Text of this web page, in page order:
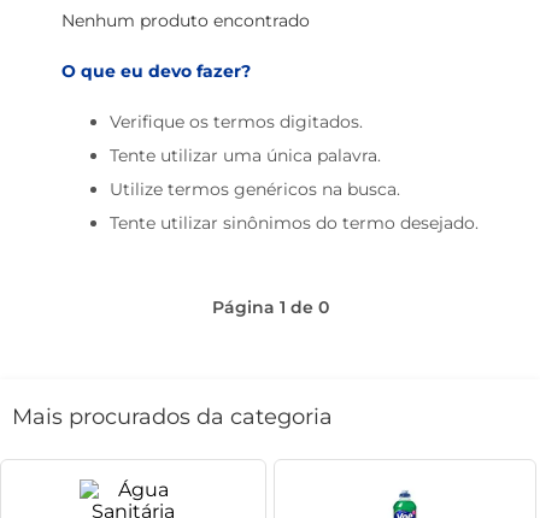
Nenhum produto encontrado
O que eu devo fazer?
Verifique os termos digitados.
Tente utilizar uma única palavra.
Utilize termos genéricos na busca.
Tente utilizar sinônimos do termo desejado.
Página 1 de 0
Mais procurados da categoria
leite pó
macarrão